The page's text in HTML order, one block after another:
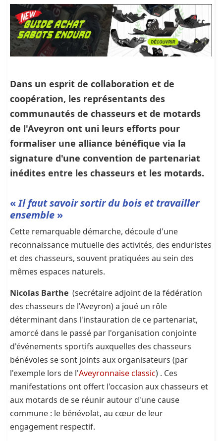
Dans un esprit de collaboration et de
coopération, les représentants des
communautés de chasseurs et de motards
de l'Aveyron ont uni leurs efforts pour
formaliser une alliance bénéfique via la
signature d'une convention de partenariat
inédites entre les chasseurs et les motards.
«Il faut savoir sortir du bois et travailler
ensemble »
Cette remarquable démarche, découle d'une
reconnaissance mutuelle des activités, des enduristes
et des chasseurs, souvent pratiquées au sein des
mêmes espaces naturels.
Nicolas Barthe (secrétaire adjoint de la fédération
des chasseurs de l'Aveyron) a joué un rôle
déterminant dans l'instauration de ce partenariat,
amorcé dans le passé par l'organisation conjointe
d'événements sportifs auxquelles des chasseurs
bénévoles se sont joints aux organisateurs (par
l'exemple lors de l'Aveyronnaise classic) . Ces
manifestations ont offert l'occasion aux chasseurs et
aux motards de se réunir autour d'une cause
commune : le bénévolat, au cœur de leur
engagement respectif.